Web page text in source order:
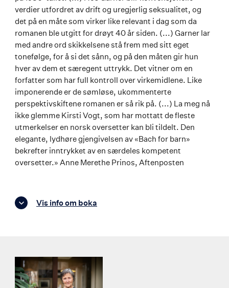
verdier utfordret av drift og uregjerlig seksualitet, og
det på en måte som virker like relevant i dag som da
romanen ble utgitt for drøyt 40 år siden. (...) Garner lar
med andre ord skikkelsene stå frem med sitt eget
tonefølge, for å si det sånn, og på den måten gir hun
hver av dem et særegent uttrykk. Det vitner om en
forfatter som har full kontroll over virkemidlene. Like
imponerende er de sømløse, ukommenterte
perspektivskiftene romanen er så rik på. (...) La meg nå
ikke glemme Kirsti Vogt, som har mottatt de fleste
utmerkelser en norsk oversetter kan bli tildelt. Den
elegante, lydhøre gjengivelsen av «Bach for barn»
bekrefter inntrykket av en særdeles kompetent
oversetter.» Anne Merethe Prinos, Aftenposten
Vis info om boka